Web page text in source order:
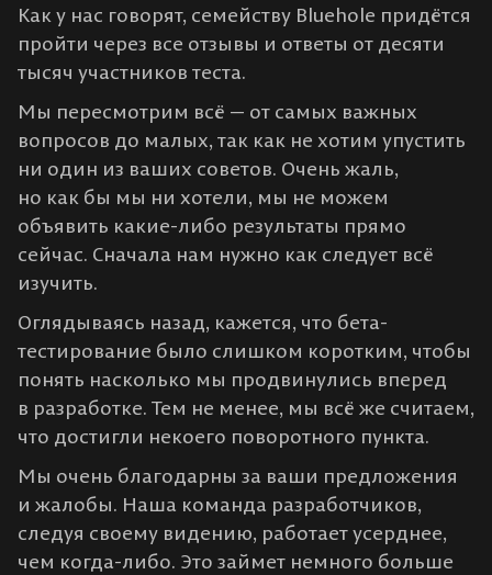
Как у нас говорят, семейству Bluehole придётся
пройти через все отзывы и ответы от десяти
тысяч участников теста.
Мы пересмотрим всё — от самых важных
вопросов до малых, так как не хотим упустить
ни один из ваших советов. Очень жаль,
но как бы мы ни хотели, мы не можем
объявить какие-либо результаты прямо
сейчас. Сначала нам нужно как следует всё
изучить.
Оглядываясь назад, кажется, что бета-
тестирование было слишком коротким, чтобы
понять насколько мы продвинулись вперед
в разработке. Тем не менее, мы всё же считаем,
что достигли некоего поворотного пункта.
Мы очень благодарны за ваши предложения
и жалобы. Наша команда разработчиков,
следуя своему видению, работает усерднее,
чем когда-либо. Это займет немного больше